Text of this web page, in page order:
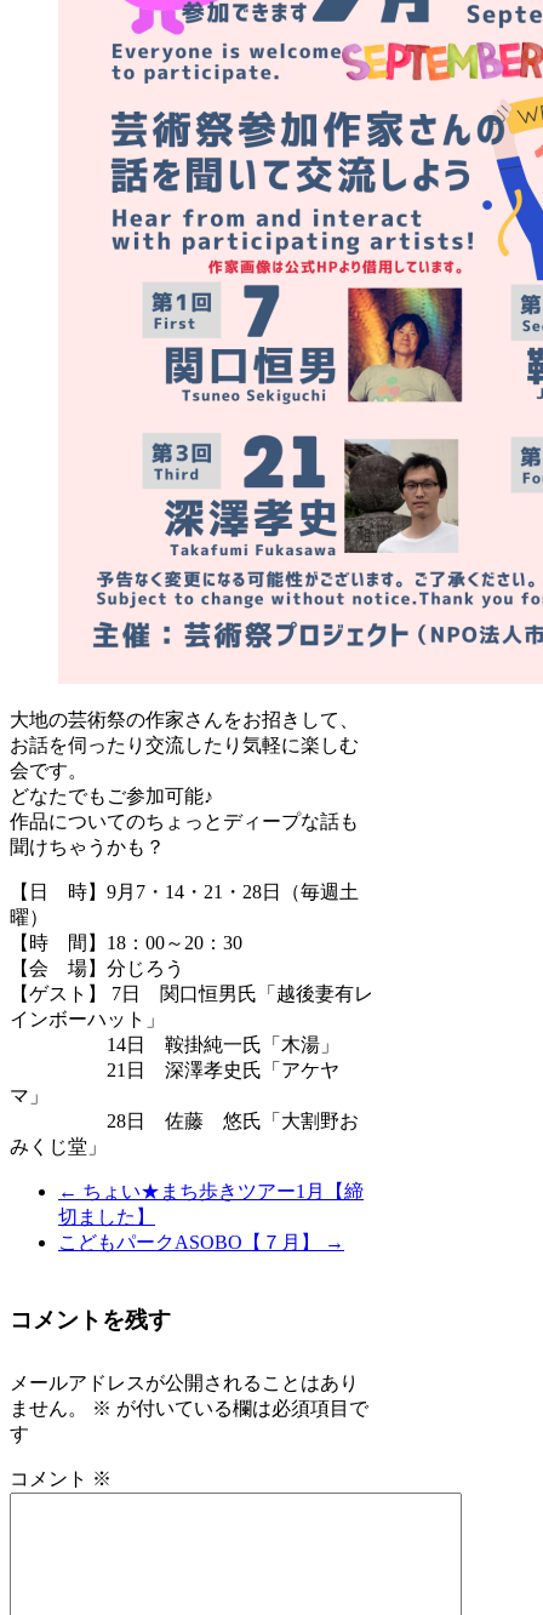
大地の芸術祭の作家さんをお招きして、
お話を伺ったり交流したり気軽に楽しむ
会です。
どなたでもご参加可能♪
作品についてのちょっとディープな話も
聞けちゃうかも？
【日 時】9月7・14・21・28日（毎週土
曜）
【時 間】18：00～20：30
【会 場】分じろう
【ゲスト】 7日 関口恒男氏「越後妻有レ
インボーハット」
14日 鞍掛純一氏「木湯」
21日 深澤孝史氏「アケヤ
マ」
28日 佐藤 悠氏「大割野お
みくじ堂」
← ちょい★まち歩きツアー1月【締
切ました】
こどもパークASOBO【７月】
→
コメントを残す
メールアドレスが公開されることはあり
ません。
※ が付いている欄は必須項目で
す
コメント ※